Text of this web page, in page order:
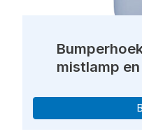
mistlamp